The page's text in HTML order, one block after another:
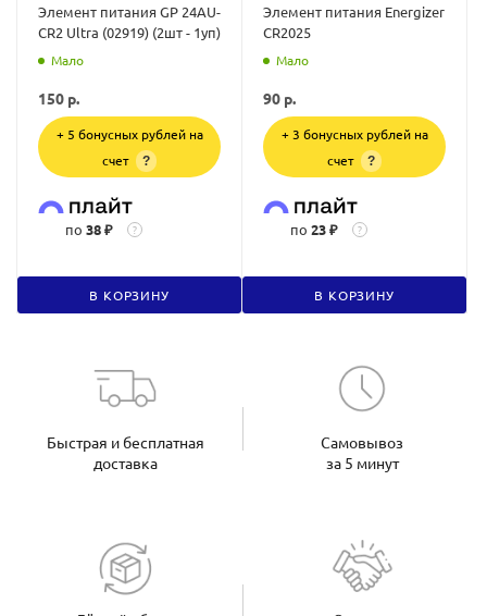
Элемент питания GP 24AU-
CR2 Ultra (02919) (2шт - 1уп)
Мало
150 р.
+ 5 бонусных рублей на
счет
?
по 38 ₽ ?
В КОРЗИНУ
Элемент питания Energizer
CR2025
Мало
90 р.
+ 3 бонусных рублей на
счет
?
по 23 ₽ ?
В КОРЗИНУ
Быстрая и бесплатная
доставка
Самовывоз
за 5 минут